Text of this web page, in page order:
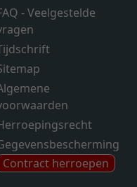
- Veelgestelde
Contract herroepen